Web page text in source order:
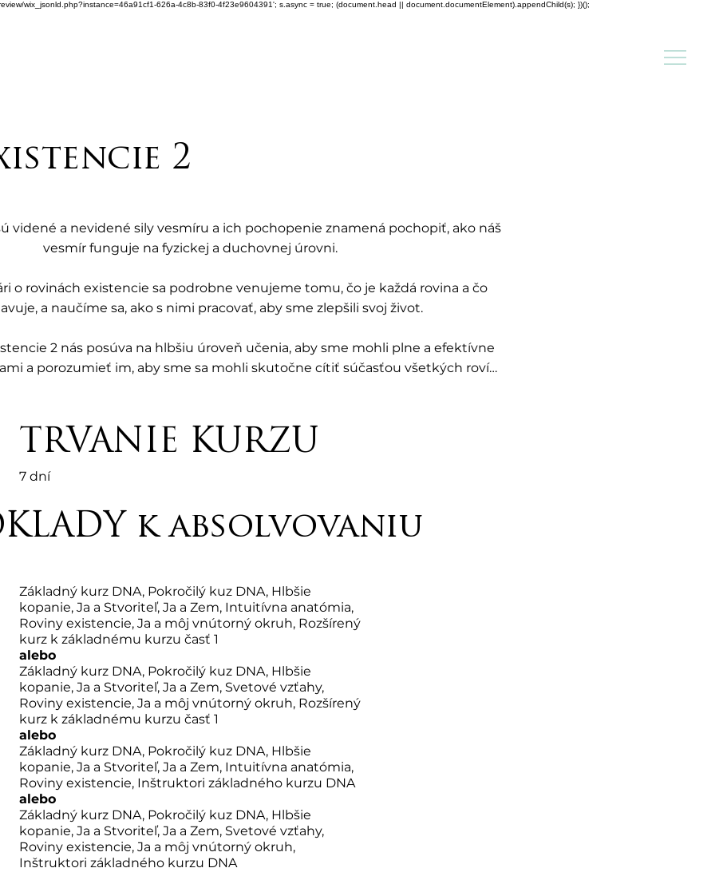
wix_jsonld.php?instance=46a91cf1-626a-4c8b-83f0-4f23e9604391'; s.async = true; (document.head || document.documentElement).appendChild(s); })();
2
videné a nevidené sily vesmíru a ich pochopenie znamená pochopiť, ako náš
vesmír funguje na fyzickej a duchovnej úrovni.
o rovinách existencie sa podrobne venujeme tomu, čo je každá rovina a čo
a naučíme sa, ako s nimi pracovať, aby sme zlepšili svoj život.
2 nás posúva na hlbšiu úroveň učenia, aby sme mohli plne a efektívne
a porozumieť im, aby sme sa mohli skutočne cítiť súčasťou všetkých rovín
že v rovinách existencie je toho oveľa viac.
seminár je ponúkaný len NAŽIVO s certifikovaným inštruktorom
kurz zahŕňa : Manuál ThetaHealing® Roviny existencie 2
TRVANIE KURZU
7 dní
k absolvovaniu
Základný kurz DNA, Pokročilý kuz DNA, Hlbšie
kopanie, Ja a Stvoriteľ, Ja a Zem, Intuitívna anatómia,
Roviny existencie, Ja a môj vnútorný okruh, Rozšírený
kurz k základnému kurzu časť 1
alebo
Základný kurz DNA, Pokročilý kuz DNA, Hlbšie
kopanie, Ja a Stvoriteľ, Ja a Zem, Svetové vzťahy,
Roviny existencie, Ja a môj vnútorný okruh, Rozšírený
kurz k základnému kurzu časť 1
alebo
Základný kurz DNA, Pokročilý kuz DNA, Hlbšie
kopanie, Ja a Stvoriteľ, Ja a Zem, Intuitívna anatómia,
Roviny existencie, Inštruktori základného kurzu DNA
alebo
Základný kurz DNA, Pokročilý kuz DNA, Hlbšie
kopanie, Ja a Stvoriteľ, Ja a Zem, Svetové vzťahy,
Roviny existencie, Ja a môj vnútorný okruh,
Inštruktori základného kurzu DNA